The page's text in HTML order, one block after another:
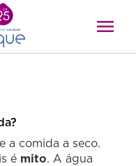
a comida a seco.
é mito. A água